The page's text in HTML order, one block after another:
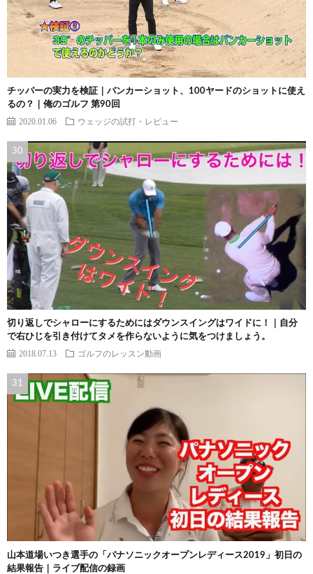
チッパーの実力を検証｜バンカーショット、100ヤードのショットに使え
るの？｜俺のゴルフ 第90回
2020.01.06 ウェッジの試打・レビュー
切り返しでシャローにするためにはダウンスイングはワイドに！｜自分
で右ひじを引き付けてタメを作らないように気をつけましょう。
2018.07.13 ゴルフのレッスン動画
山本道場いつき選手の「パナソニックオープンレディース2019」初日の
結果報告｜ライブ配信の録画